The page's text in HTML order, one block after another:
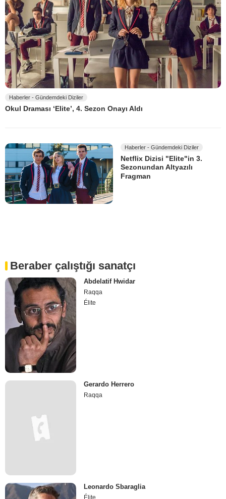
Haberler - Gündemdeki Diziler
Okul Draması ‘Elite’, 4. Sezon Onayı Aldı
Haberler - Gündemdeki Diziler
Netflix Dizisi "Elite"in 3.
Sezonundan Altyazılı
Fragman
Beraber çalıştığı sanatçı
Abdelatif Hwidar
Raqqa
Élite
Gerardo Herrero
Raqqa
Leonardo Sbaraglia
Élite